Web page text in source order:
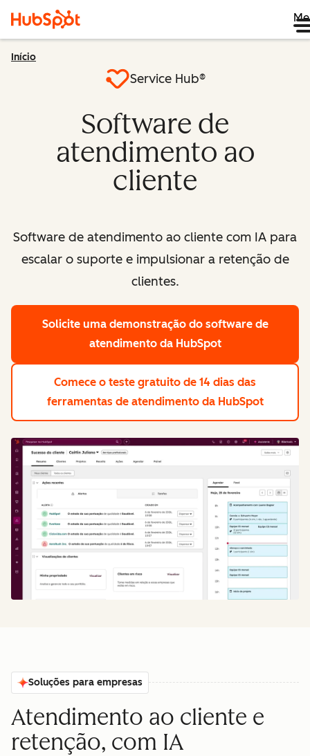
Início
Service Hub®
Software de
atendimento ao
cliente
Software de atendimento ao cliente com IA para
escalar o suporte e impulsionar a retenção de
clientes.
Solicite uma demonstração do software de
atendimento da HubSpot
Comece o teste gratuito de 14 dias das
ferramentas de atendimento da HubSpot
Soluções para empresas
Atendimento ao cliente e
retenção, com IA